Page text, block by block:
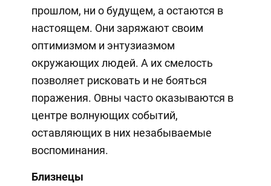
прошлом, ни о будущем, а остаются в
настоящем. Они заряжают своим
оптимизмом и энтузиазмом
окружающих людей. А их смелость
позволяет рисковать и не бояться
поражения. Овны часто оказываются в
центре волнующих событий,
оставляющих в них незабываемые
воспоминания.
Близнецы